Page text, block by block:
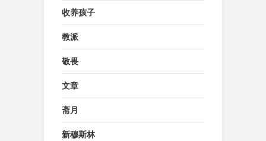
收养孩子
教派
敬畏
文章
斋月
新穆斯林